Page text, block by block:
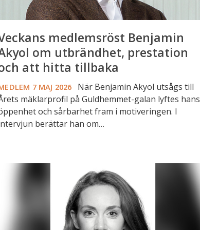
medlemsröst Benjamin
om utbrändhet, prestation
att hitta tillbaka
7 MAJ 2026
När Benjamin Akyol utsågs till
mäklarprofil på Guldhemmet-galan lyftes hans
och sårbarhet fram i motiveringen. I
berättar han om…